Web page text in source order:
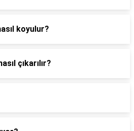
koyulur?
çıkarılır?